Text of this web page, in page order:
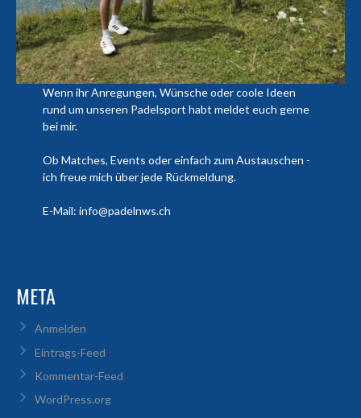
Wenn ihr Anregungen, Wünsche oder coole Ideen
rund um unseren Padelsport habt meldet euch gerne
bei mir.
Ob Matches, Events oder einfach zum Austauschen -
ich freue mich über jede Rückmeldung.
E-Mail: info@padelnws.ch
META
Anmelden
Eintrags-Feed
Kommentar-Feed
WordPress.org